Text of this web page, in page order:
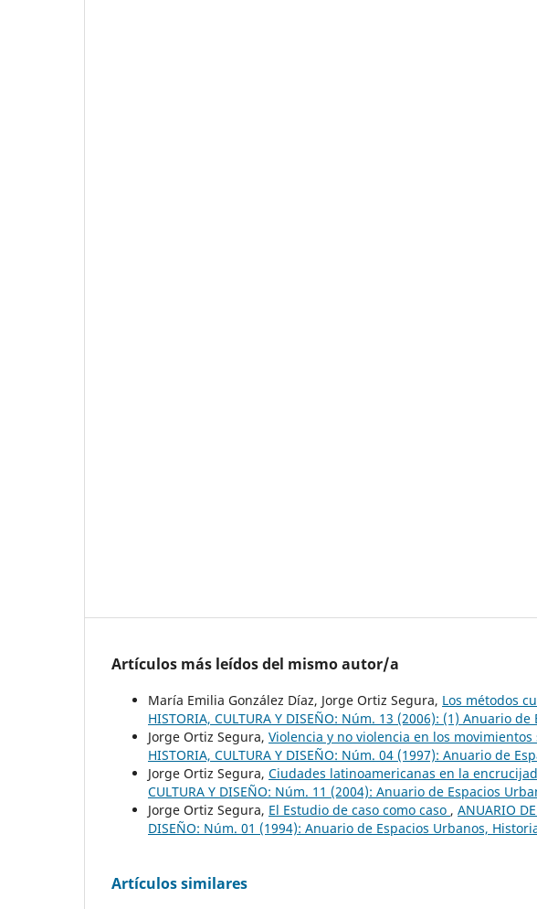
Artículos más leídos del mismo autor/a
María Emilia González Díaz, Jorge Ortiz Segura, Los métodos
HISTORIA, CULTURA Y DISEÑO: Núm. 13 (2006): (1) Anuario
Jorge Ortiz Segura, Violencia y no violencia en los movimientos
HISTORIA, CULTURA Y DISEÑO: Núm. 04 (1997): Anuario de
Jorge Ortiz Segura, Ciudades latinoamericanas en la
CULTURA Y DISEÑO: Núm. 11 (2004): Anuario de Espacios
Jorge Ortiz Segura, El Estudio de caso como caso , ANUARIO
DISEÑO: Núm. 01 (1994): Anuario de Espacios Urbanos,
Artículos similares